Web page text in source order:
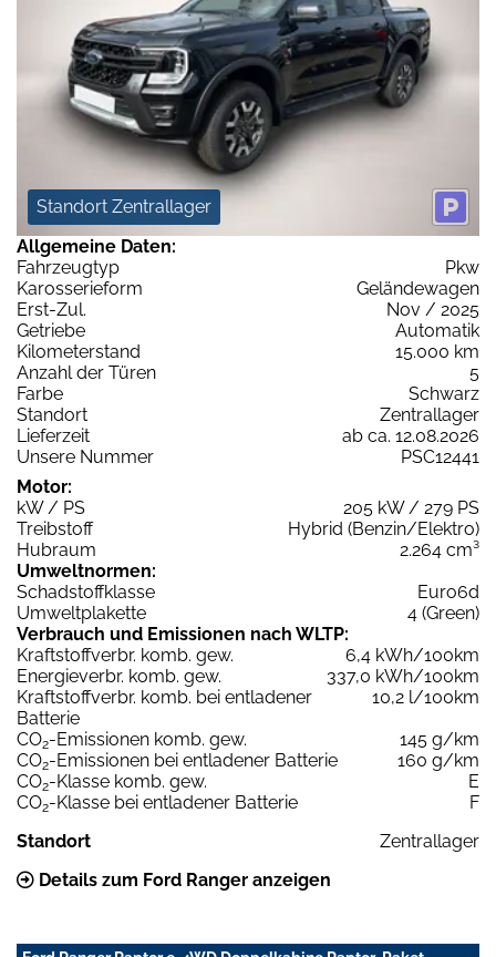
Standort Zentrallager
Allgemeine Daten:
Fahrzeugtyp
Pkw
Karosserieform
Geländewagen
Erst-Zul.
Nov / 2025
Getriebe
Automatik
Kilometerstand
15.000 km
Anzahl der Türen
5
Farbe
Schwarz
Standort
Zentrallager
Lieferzeit
ab ca. 12.08.2026
Unsere Nummer
PSC12441
Motor:
kW / PS
205 kW / 279 PS
Treibstoff
Hybrid (Benzin/Elektro)
Hubraum
2.264 cm³
Umweltnormen:
Schadstoffklasse
Euro6d
Umweltplakette
4 (Green)
Verbrauch und Emissionen nach WLTP:
Kraftstoffverbr. komb. gew.
6,4 kWh/100km
Energieverbr. komb. gew.
337,0 kWh/100km
Kraftstoffverbr. komb. bei entladener
Batterie
10,2 l/100km
CO2-Emissionen komb. gew.
145 g/km
CO2-Emissionen bei entladener Batterie
160 g/km
CO2-Klasse komb. gew.
E
CO2-Klasse bei entladener Batterie
F
Standort
Zentrallager
Details zum Ford Ranger anzeigen